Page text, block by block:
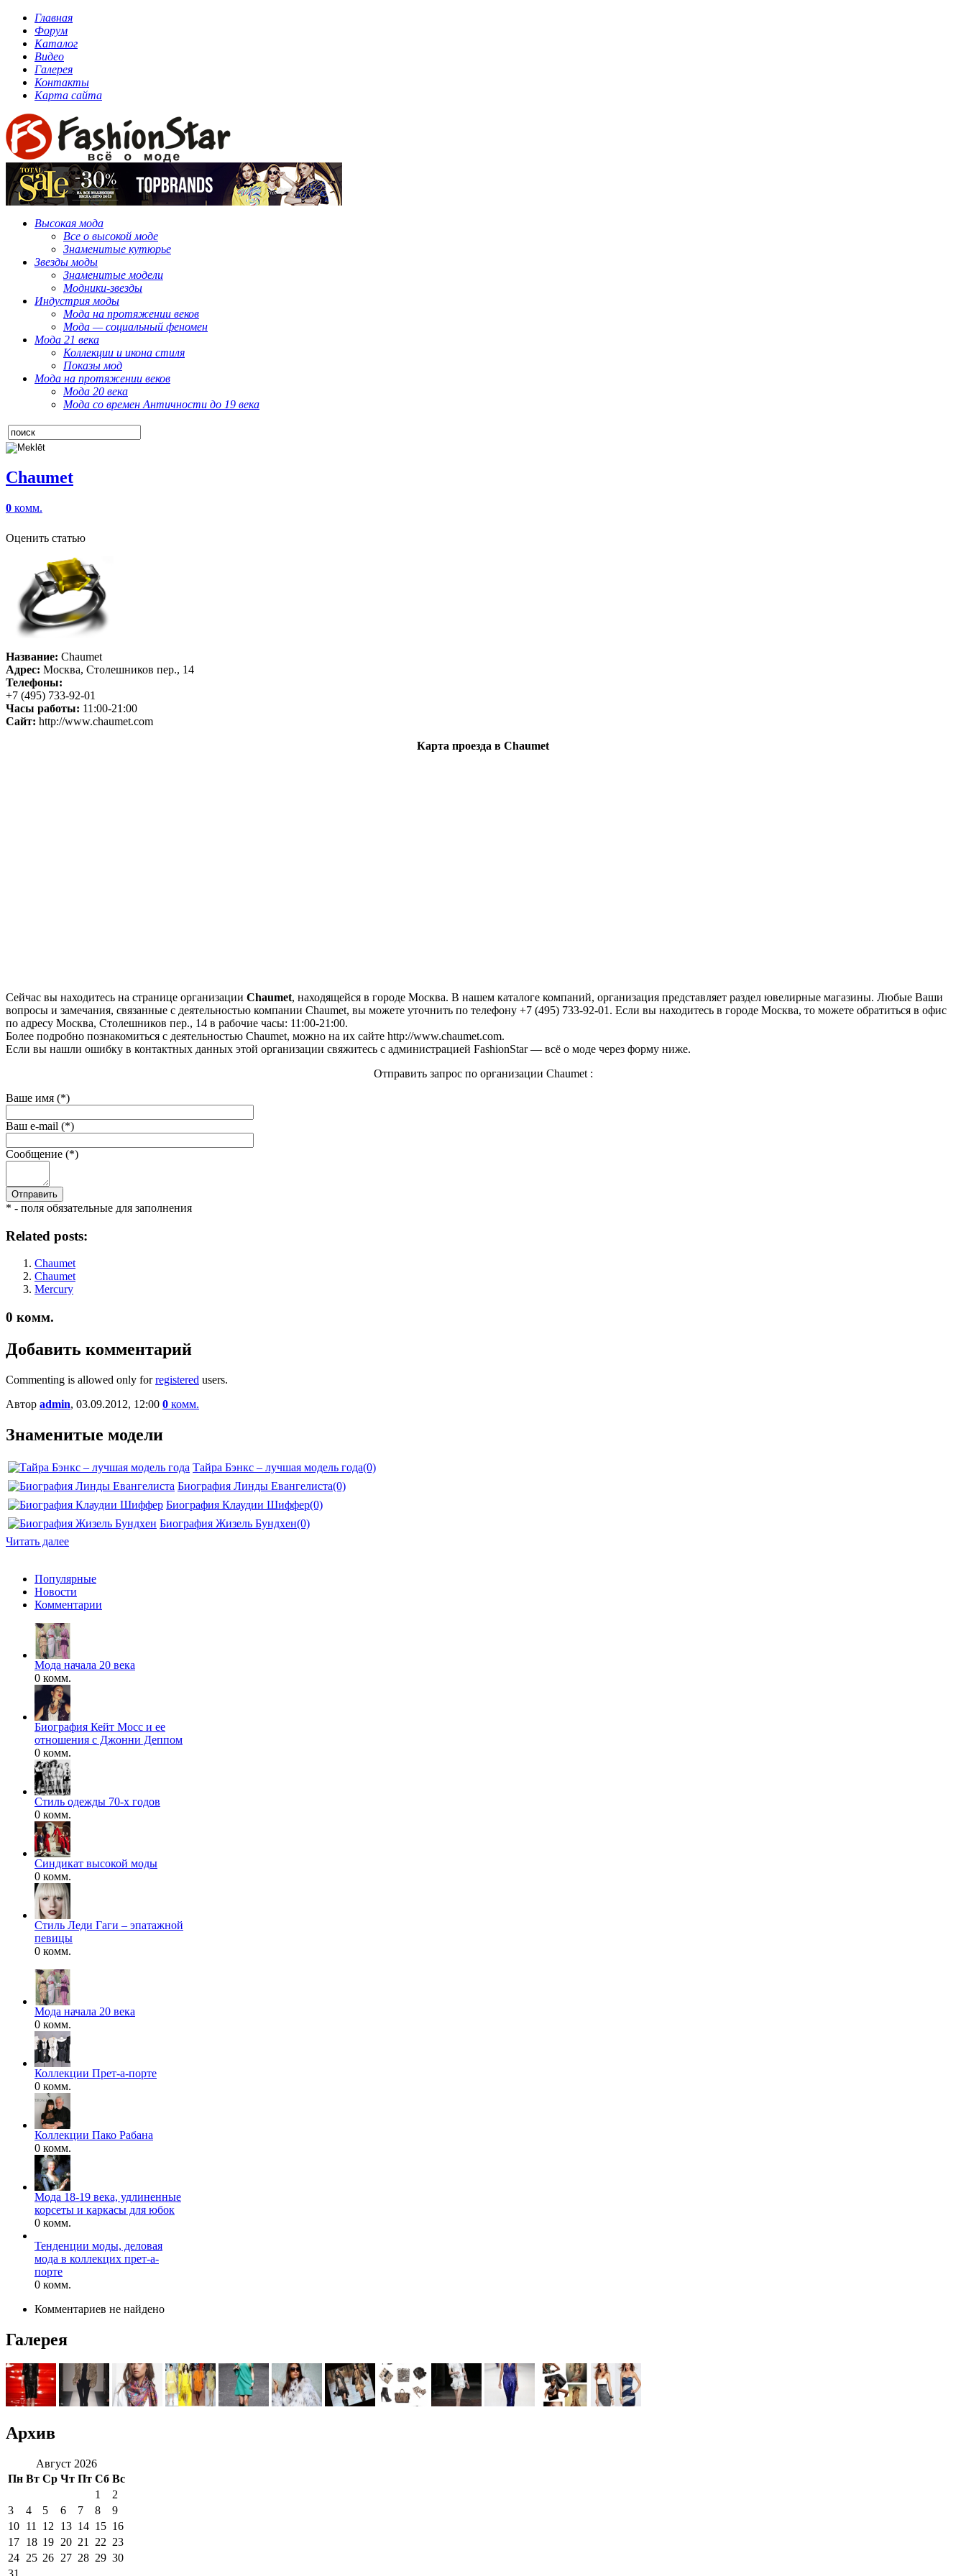
Главная
Форум
Каталог
Видео
Галерея
Контакты
Карта сайта
Высокая мода
Все о высокой моде
Знаменитые кутюрье
Звезды моды
Знаменитые модели
Модники-звезды
Индустрия моды
Мода на протяжении веков
Мода — социальный феномен
Мода 21 века
Коллекции и икона стиля
Показы мод
Мода на протяжении веков
Мода 20 века
Мода со времен Античности до 19 века
Chaumet
0 комм.
Оценить статью
Название: Chaumet
Адрес: Москва, Столешников пер., 14
Телефоны:
+7 (495) 733-92-01
Часы работы: 11:00-21:00
Сайт: http://www.chaumet.com
Карта проезда в Chaumet
Сейчас вы находитесь на странице организации Chaumet, находящейся в городе Москва. В нашем каталоге компаний, организация представляет раздел ювелирные магазины. Любые Ваши
вопросы и замечания, связанные с деятельностью компании Chaumet, вы можете уточнить по телефону +7 (495) 733-92-01. Если вы находитесь в городе Москва, то можете обратиться в офис
по адресу Москва, Столешников пер., 14 в рабочие часы: 11:00-21:00.
Более подробно познакомиться с деятельностью Chaumet, можно на их сайте http://www.chaumet.com.
Если вы нашли ошибку в контактных данных этой организации свяжитесь с администрацией FashionStar — всё о моде через форму ниже.
Отправить запрос по организации Chaumet :
Ваше имя (*)
Ваш e-mail (*)
Сообщение (*)
* - поля обязательные для заполнения
Related posts:
Chaumet
Chaumet
Mercury
0 комм.
Добавить комментарий
Commenting is allowed only forregistered users.
Автор admin, 03.09.2012, 12:00 0 комм.
Знаменитые модели
Тайра Бэнкс – лучшая модель года(0)
Биография Линды Евангелиста(0)
Биография Клаудии Шиффер(0)
Биография Жизель Бундхен(0)
Читать далее
Популярные
Новости
Комментарии
Мода начала 20 века
0 комм.
Биография Кейт Мосс и ее
отношения с Джонни Деппом
0 комм.
Стиль одежды 70-х годов
0 комм.
Синдикат высокой моды
0 комм.
Стиль Леди Гаги – эпатажной
певицы
0 комм.
Мода начала 20 века
0 комм.
Коллекции Прет-а-порте
0 комм.
Коллекции Пако Рабана
0 комм.
Мода 18-19 века, удлиненные
корсеты и каркасы для юбок
0 комм.
Тенденции моды, деловая
мода в коллекцих прет-а-
порте
0 комм.
Комментариев не найдено
Галерея
Архив
Август 2026
Пн Вт Ср Чт Пт Сб Вс
1
2
3
4 5 6 7 8
9
10 11 12 13 14 15 16
17 18 19 20 21 22 23
24 25 26 27 28 29 30